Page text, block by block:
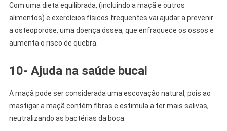
Com uma dieta equilibrada, (incluindo a maçã e outros
alimentos) e exercícios físicos frequentes vai ajudar a prevenir
a osteoporose, uma doença óssea, que enfraquece os ossos e
aumenta o risco de quebra.
10- Ajuda na saúde bucal
A maçã pode ser considerada uma escovação natural, pois ao
mastigar a maçã contém fibras e estimula a ter mais salivas,
neutralizando as bactérias da boca.